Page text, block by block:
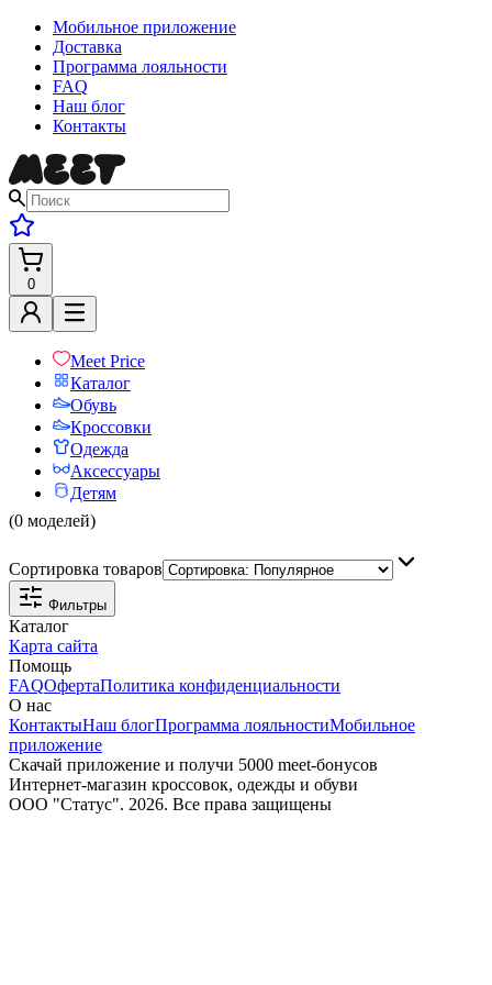
Мобильное приложение
Доставка
Программа лояльности
FAQ
Наш блог
Контакты
0
Meet Price
Каталог
Обувь
Кроссовки
Одежда
Аксессуары
Детям
(0 моделей)
Сортировка товаров
Фильтры
Каталог
Карта сайта
Помощь
FAQОфертаПолитика конфиденциальности
О нас
КонтактыНаш блогПрограмма лояльностиМобильное
приложение
Скачай приложение и получи 5000 meet-бонусов
Интернет-магазин кроссовок, одежды и обуви
ООО "Статус". 2026. Все права защищены